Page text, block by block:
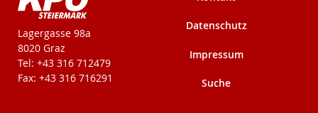
KPÖ-Steiermark
Lagergasse 98a
8020 Graz
Tel: +43 316 712479
Fax: +43 316 716291
Datenschutz
Impressum
Suche